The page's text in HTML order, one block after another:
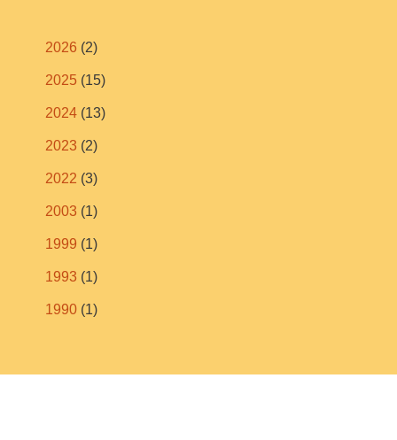
2026 (2)
2025 (15)
2024 (13)
2023 (2)
2022 (3)
2003 (1)
1999 (1)
1993 (1)
1990 (1)